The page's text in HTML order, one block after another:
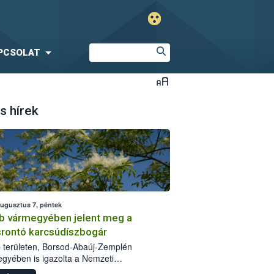
hírek
7, péntek
vármegyében jelent meg a
karcsúdíszbogár
területen, Borsod-Abaúj-Zemplén
is igazolta a Nemzeti
biztonsági Hivatal (Nébih) a